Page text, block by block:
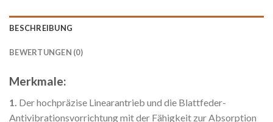
BESCHREIBUNG
BEWERTUNGEN (0)
Merkmale:
1. Der hochpräzise Linearantrieb und die Blattfeder-
Antivibrationsvorrichtung mit der Fähigkeit zur Absorption